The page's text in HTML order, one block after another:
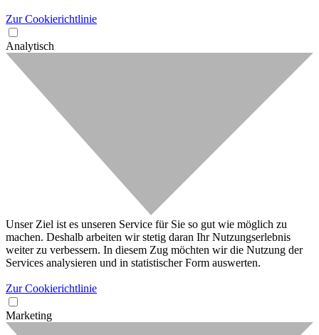
Zur Cookierichtlinie
Analytisch
Unser Ziel ist es unseren Service für Sie so gut wie möglich zu
machen. Deshalb arbeiten wir stetig daran Ihr Nutzungserlebnis
weiter zu verbessern. In diesem Zug möchten wir die Nutzung der
Services analysieren und in statistischer Form auswerten.
Zur Cookierichtlinie
Marketing